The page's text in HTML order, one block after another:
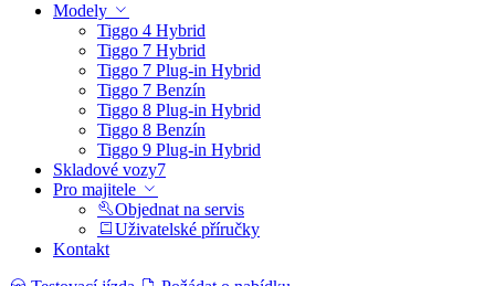
Modely
Tiggo 4 Hybrid
Tiggo 7 Hybrid
Tiggo 7 Plug-in Hybrid
Tiggo 7 Benzín
Tiggo 8 Plug-in Hybrid
Tiggo 8 Benzín
Tiggo 9 Plug-in Hybrid
Skladové vozy7
Pro majitele
Objednat na servis
Uživatelské příručky
Kontakt